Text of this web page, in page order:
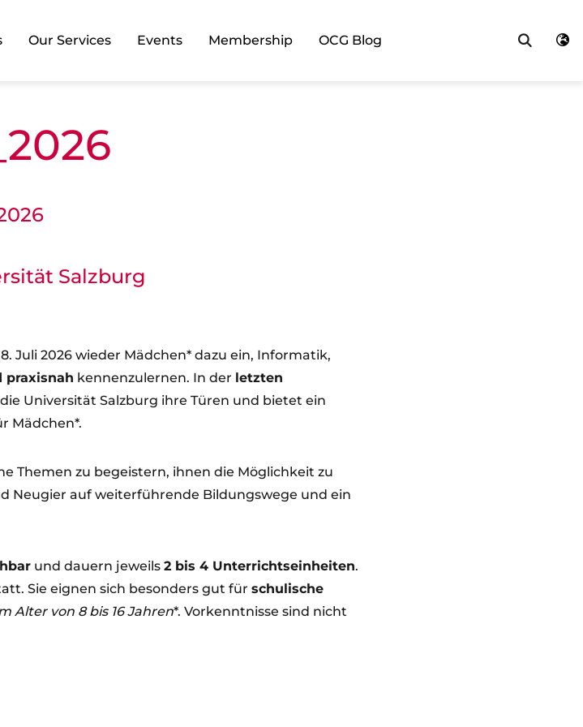
Our Services Events Membership OCG Blog
Salzburg
Juli 2026 wieder Mädchen* dazu ein, Informatik,
praxisnah kennenzulernen. In der letzten
Universität Salzburg ihre Türen und bietet ein
Mädchen*.
Themen zu begeistern, ihnen die Möglichkeit zu
Neugier auf weiterführende Bildungswege und ein
und dauern jeweils 2 bis 4 Unterrichtseinheiten.
Sie eignen sich besonders gut für schulische
Alter von 8 bis 16 Jahren*. Vorkenntnisse sind nicht